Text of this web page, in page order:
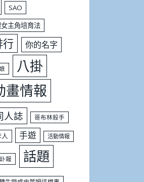
SAO
主角培育法
行 你的名字
八掛
畫情報
人誌 哥布林殺手
手遊 活動情報
訃報 話題